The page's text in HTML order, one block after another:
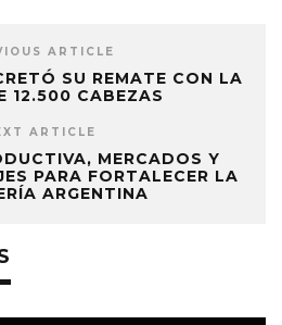
ARTICLE
SU REMATE CON LA
12.500 CABEZAS
ARTICLE
MERCADOS Y
PARA FORTALECER LA
ARGENTINA